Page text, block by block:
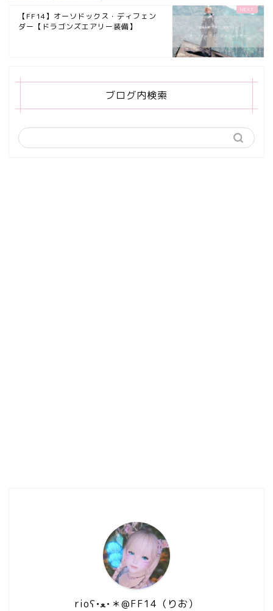
【FF14】オーソドックス・ディフェン
ダー【ドラゴンズエアリー装備】
ブログ内検索
rioʕ•ﻌ•＊@FF14（りお）